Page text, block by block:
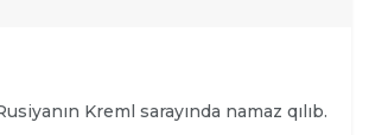
Kreml sarayında namaz qılıb.